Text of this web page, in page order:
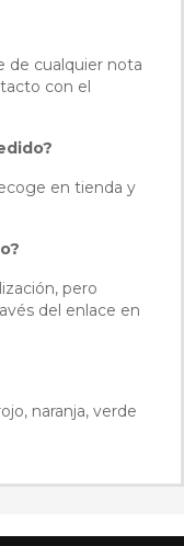
de cualquier nota
con el
en tienda y
pero
del enlace en
naranja, verde